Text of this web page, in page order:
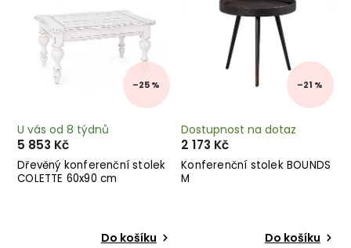
–25 %
Dřevěný konferenční stolek
COLETTE 60x90 cm
U vás od 8 týdnů
5 853 Kč
Do košíku
–21 %
Konferenční stolek BOUNDS
M
Dostupnost na dotaz
2 173 Kč
Do košíku